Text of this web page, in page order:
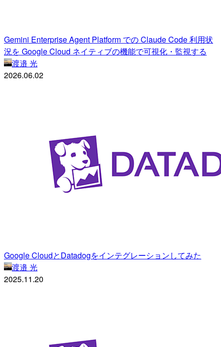
Gemini Enterprise Agent Platform での Claude Code 利用状
況を Google Cloud ネイティブの機能で可視化・監視する
渡邉 光
2026.06.02
Google CloudとDatadogをインテグレーションしてみた
渡邉 光
2025.11.20